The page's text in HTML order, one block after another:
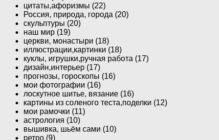
цитаты,афоризмы (22)
Россия, природа, города (20)
скульптуры (20)
наш мир (19)
церкви, монастыри (18)
иллюстрации,картинки (18)
куклы, игрушки,ручная работа (17)
дизайн,интерьер (17)
прогнозы, гороскопы (16)
мои фотографии (16)
лоскутное шитье, вязание (16)
картины из соленого теста,поделки (12)
мои рамочки (11)
астрология (10)
вышивка, шьём сами (10)
ретро (9)